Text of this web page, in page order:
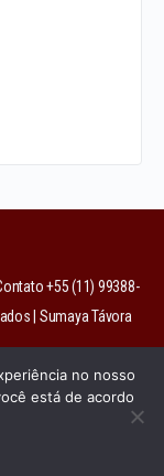
+55 (11) 99388-
| Sumaya Távora
no nosso
está de acordo